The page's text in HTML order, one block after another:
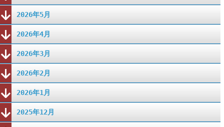
2026年5月
2026年4月
2026年3月
2026年2月
2026年1月
2025年12月